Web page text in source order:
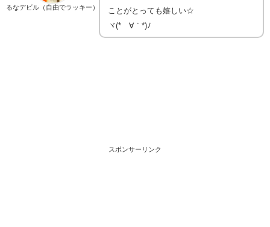
るなデビル（自由でラッキー）
ことがとっても嬉しい☆
ヾ(*´∀｀*)ﾉ
スポンサーリンク